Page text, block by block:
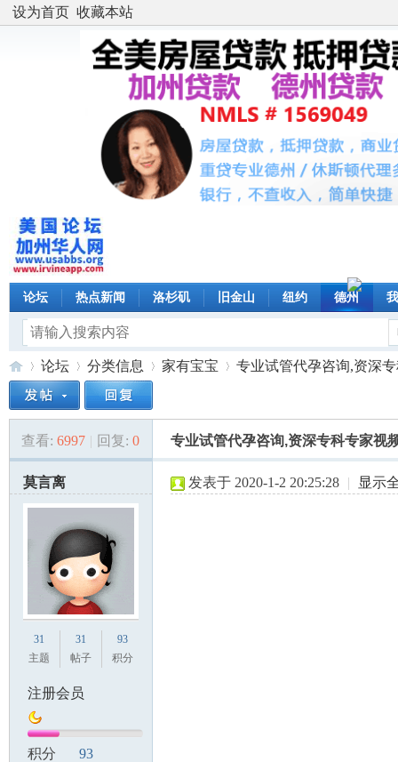
设为首页 收藏本站
论坛 热点新闻 洛杉矶 旧金山 纽约 德州
美»
论坛
›
分类信息 家有宝宝
›
专业试管代孕咨询,资深
查看: 6997 | 回复: 0 专业试管代孕咨询,资深专科专家视
莫言离
31
主题
31
帖子
93
积分
注册会员
积分 93
发表于 2020-1-2 20:25:28 | 显示